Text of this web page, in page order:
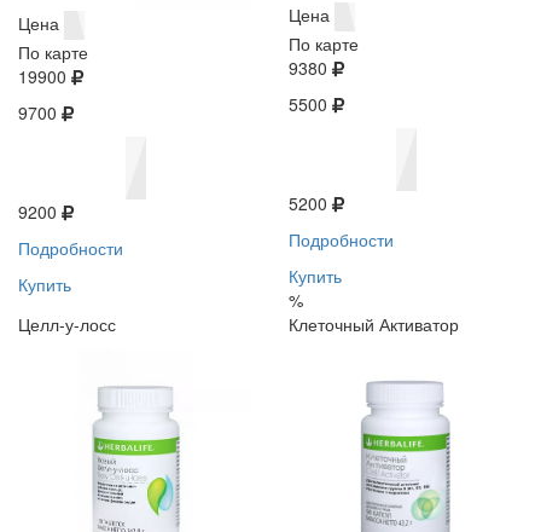
Цена
По карте
19900
9700
9200
Подробности
Купить
Цена
По карте
9380
5500
5200
Подробности
Купить
%
Целл-у-лосс
Клеточный Активатор